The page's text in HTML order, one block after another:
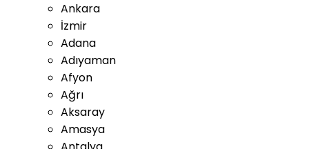
Ankara
İzmir
Adana
Adıyaman
Afyon
Ağrı
Aksaray
Amasya